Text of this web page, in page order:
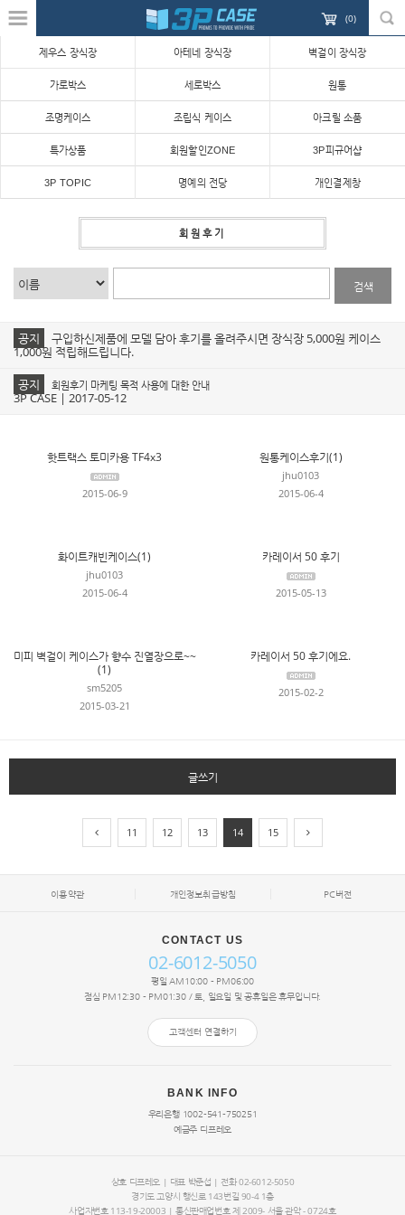
(0)
제우스 장식장 아테네 장식장 벽걸이 장식장
가로박스 세로박스 원통
조명케이스 조립식 케이스 아크릴 소품
특가상품 회원할인ZONE 3P피규어샵
3P TOPIC 명예의 전당 개인결제창
회원후기
검색
공지
구입하신제품에 모델 담아 후기를 올려주시면 장식장 5,000원 케이스
1,000원 적립해드립니다.
공지
회원후기 마케팅 목적 사용에 대한 안내
3P CASE | 2017-05-12
핫트랙스 토미카용 TF4x3
2015-06-9
원통케이스후기(1)
jhu0103
2015-06-4
화이트캐빈케이스(1)
jhu0103
2015-06-4
카레이서 50 후기
2015-05-13
미피 벽걸이 케이스가 향수 진열장으로~~
(1)
sm5205
2015-03-21
카레이서 50 후기에요.
2015-02-2
글쓰기
11 12 13 14 15
이용약관 개인정보취급방침 PC버전
CONTACT US
02-6012-5050
평일 AM10:00 - PM06:00
점심 PM12:30 - PM01:30 / 토, 일요일 및 공휴일은 휴무입니다.
고객센터 연결하기
BANK INFO
우리은행 1002-541-750251
예금주 디프레오
상호 디프레오 | 대표 박준섭 | 전화 02-6012-5050
경기도 고양시 행신로 143번길 90-4 1층
사업자번호 113-19-20003 | 통신판매업번호 제 2009- 서울 관악 - 0724호